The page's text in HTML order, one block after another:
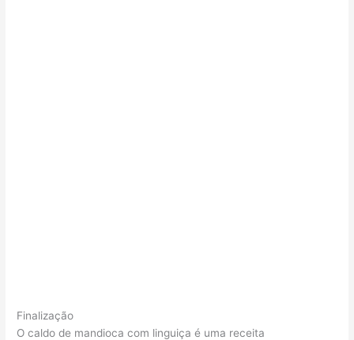
Finalização
O caldo de mandioca com linguiça é uma receita